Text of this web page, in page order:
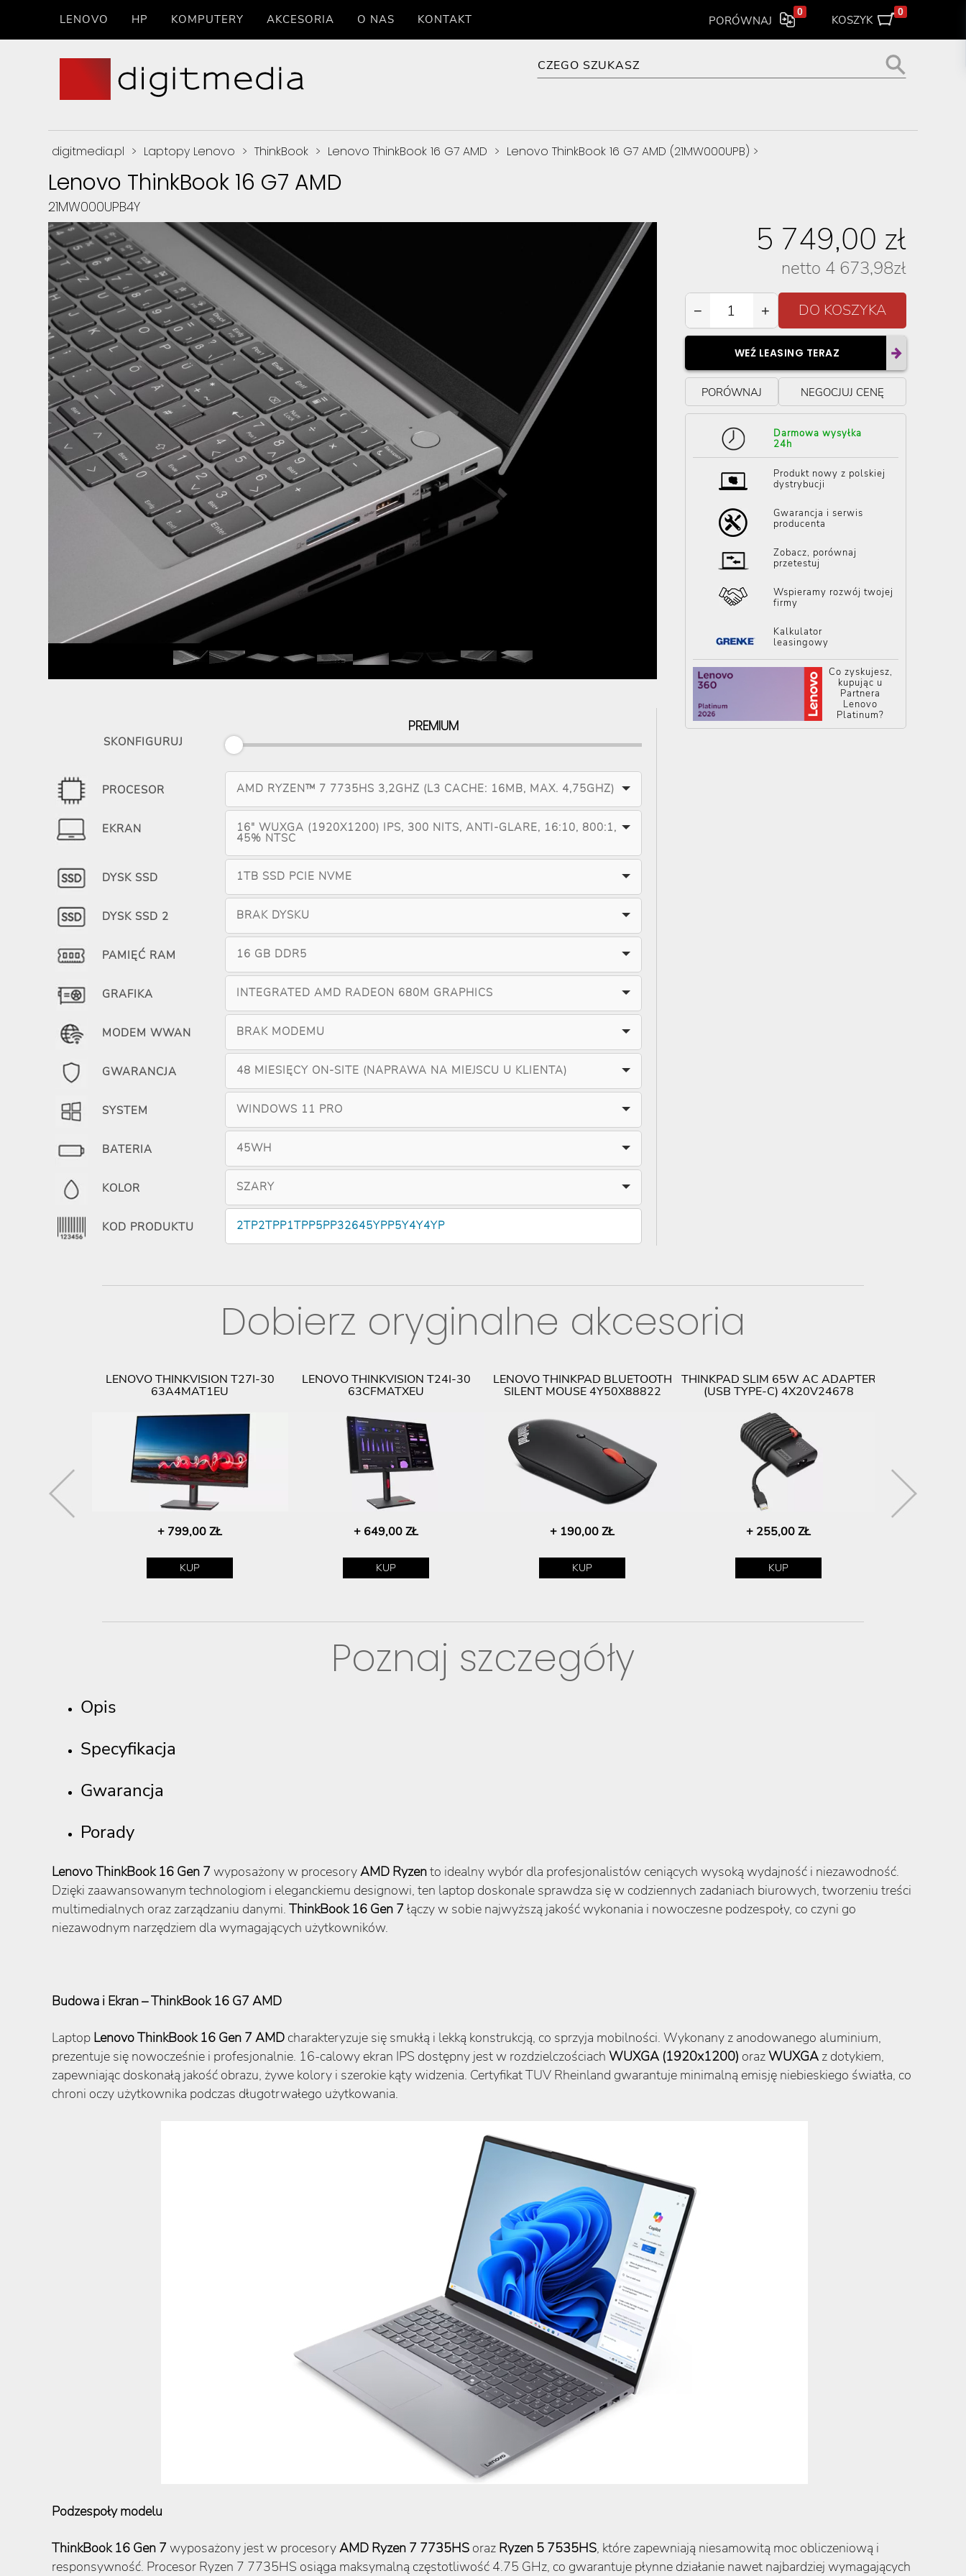
LENOVO HP KOMPUTERY AKCESORIA O NAS KONTAKT PORÓWNAJ
0
KOSZYK
0
digitmedia.pl > Laptopy Lenovo > ThinkBook > Lenovo ThinkBook 16 G7 AMD > Lenovo ThinkBook 16 G7 AMD (21MW000UPB) >
Lenovo ThinkBook 16 G7 AMD
21MW000UPB4Y
5 749,00 zł
netto 4 673,98zł
− +
WEŹ LEASING TERAZ
PORÓWNAJ NEGOCJUJ CENĘ
Darmowa wysyłka
24h
Produkt nowy z polskiej
dystrybucji
Gwarancja i serwis
producenta
Zobacz, porównaj
przetestuj
Wspieramy rozwój twojej
firmy
Kalkulator
leasingowy
Co zyskujesz,
kupując u
Partnera
Lenovo
Platinum?
SKONFIGURUJ
PREMIUM
PROCESOR AMD RYZEN™ 7 7735HS 3,2GHZ (L3 CACHE: 16MB, MAX. 4,75GHZ)
EKRAN 16" WUXGA (1920X1200) IPS, 300 NITS, ANTI-GLARE, 16:10, 800:1,
45% NTSC
DYSK SSD 1TB SSD PCIE NVME
DYSK SSD 2 BRAK DYSKU
PAMIĘĆ RAM 16 GB DDR5
GRAFIKA INTEGRATED AMD RADEON 680M GRAPHICS
MODEM WWAN BRAK MODEMU
GWARANCJA 48 MIESIĘCY ON-SITE (NAPRAWA NA MIEJSCU U KLIENTA)
SYSTEM WINDOWS 11 PRO
BATERIA 45WH
KOLOR SZARY
KOD PRODUKTU 2TP2TPP1TPP5PP32645YPP5Y4Y4YP
Dobierz oryginalne akcesoria
LENOVO THINKVISION T27I-30
63A4MAT1EU
+ 799,00 ZŁ
KUP
LENOVO THINKVISION T24I-30
63CFMATXEU
+ 649,00 ZŁ
KUP
LENOVO THINKPAD BLUETOOTH
SILENT MOUSE 4Y50X88822
+ 190,00 ZŁ
KUP
THINKPAD SLIM 65W AC ADAPTER
(USB TYPE-C) 4X20V24678
+ 255,00 ZŁ
KUP
Poznaj szczegóły
Opis
Specyfikacja
Gwarancja
Porady
Lenovo ThinkBook 16 Gen 7 wyposażony w procesoryAMD Ryzento idealny wybór dla profesjonalistów ceniących wysoką wydajność i niezawodność.
Dzięki zaawansowanym technologiom i eleganckiemu designowi, ten laptop doskonale sprawdza się w codziennych zadaniach biurowych, tworzeniu treści
multimedialnych oraz zarządzaniu danymi. ThinkBook 16 Gen 7 łączy w sobie najwyższą jakość wykonania i nowoczesne podzespoły, co czyni go
niezawodnym narzędziem dla wymagających użytkowników.
Budowa i Ekran – ThinkBook 16 G7 AMD
Laptop LenovoThinkBook 16 Gen 7 AMD charakteryzuje się smukłą i lekką konstrukcją, co sprzyja mobilności. Wykonany z anodowanego aluminium,
prezentuje się nowocześnie i profesjonalnie. 16-calowy ekran IPS dostępny jest w rozdzielczościach WUXGA (1920x1200) orazWUXGA z dotykiem,
zapewniając doskonałą jakość obrazu, żywe kolory i szerokie kąty widzenia. Certyfikat TUV Rheinland gwarantuje minimalną emisję niebieskiego światła, co
chroni oczy użytkownika podczas długotrwałego użytkowania.
Podzespoły modelu
ThinkBook 16 Gen 7 wyposażony jest w procesoryAMD Ryzen 7 7735HS oraz Ryzen 5 7535HS, które zapewniają niesamowitą moc obliczeniową i
responsywność. Procesor Ryzen 7 7735HS osiąga maksymalną częstotliwość 4.75 GHz, co gwarantuje płynne działanie nawet najbardziej wymagających